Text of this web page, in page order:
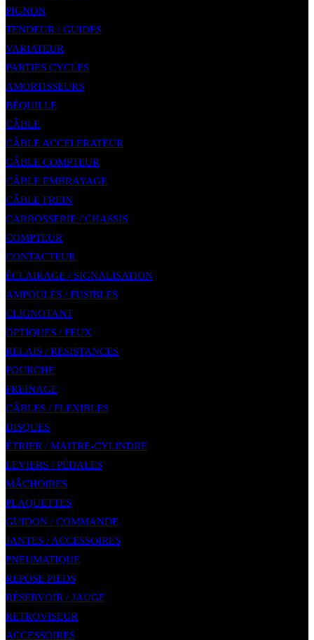
PIGNON
TENDEUR / GUIDES
VARIATEUR
PARTIES CYCLES
AMORTISSEURS
BÉQUILLE
CÂBLE
CÂBLE ACCELERATEUR
CÂBLE COMPTEUR
CÂBLE EMBRAYAGE
CÂBLE FREIN
CARROSSERIE / CHASSIS
COMPTEUR
CONTACTEUR
ÉCLAIRAGE / SIGNALISATION
AMPOULES / FUSIBLES
CLIGNOTANT
OPTIQUES / FEUX
RELAIS / RESISTANCES
FOURCHE
FREINAGE
CÂBLES / FLEXIBLES
DISQUES
ÉTRIER / MAITRE-CYLINDRE
LEVIERS / PÉDALES
MÂCHOIRES
PLAQUETTES
GUIDON / COMMANDE
JANTES / ACCESSOIRES
PNEUMATIQUE
REPOSE PIEDS
RÉSERVOIR / JAUGE
RETROVISEUR
ACCESSOIRES